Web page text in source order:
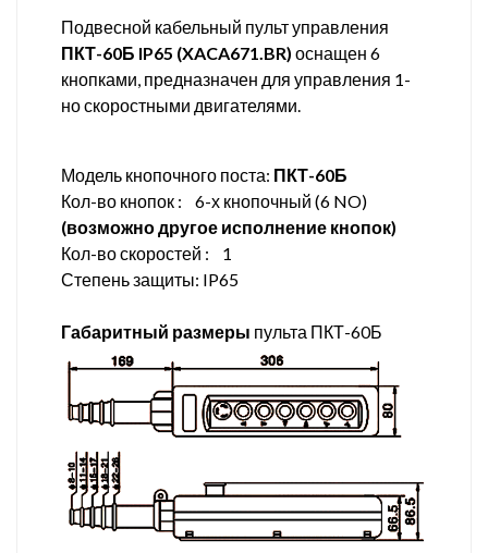
Подвесной кабельный пульт управления
ПКТ-60Б IP65 (XACA671.BR) оснащен 6
кнопками, предназначен для управления 1-
но скоростными двигателями.
Модель кнопочного поста: ПКТ-60Б
Кол-во кнопок : 6-х кнопочный (6 NO)
(возможно другое исполнение кнопок)
Кол-во скоростей : 1
Степень защиты: IP65
Габаритный размеры пульта ПКТ-60Б